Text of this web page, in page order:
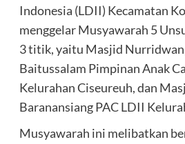
Indonesia (LDII) Kecamatan
menggelar Musyawarah 5
3 titik, yaitu Masjid
Baitussalam Pimpinan Anak
Kelurahan Ciseureuh, dan
Baranansiang PAC LDII
Musyawarah ini melibatkan